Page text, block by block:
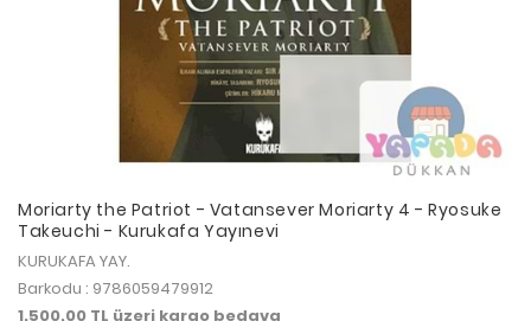
Moriarty the Patriot - Vatansever Moriarty 4 - Ryosuke
Takeuchi - Kurukafa Yayınevi
KURUKAFA YAY.
Barkodu : 9786059479912
1.500,00 TL üzeri kargo bedava